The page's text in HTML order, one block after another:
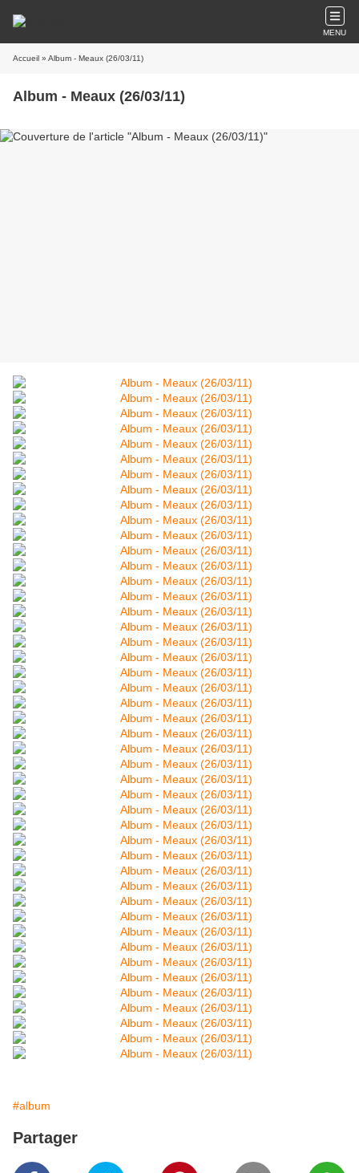
MENU
Accueil » Album - Meaux (26/03/11)
Album - Meaux (26/03/11)
#album
Partager